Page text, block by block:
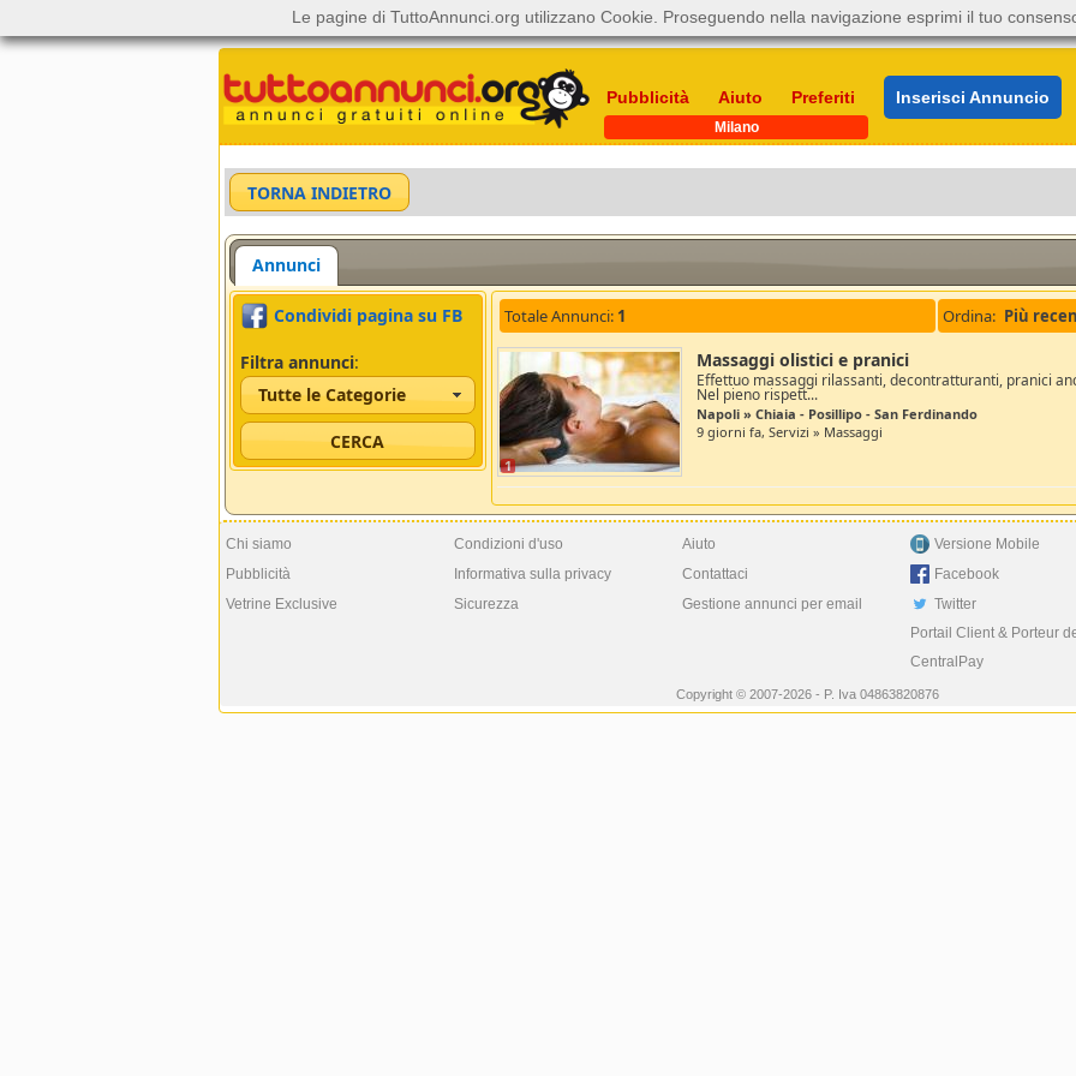
Pubblicità Aiuto Preferiti Inserisci Annuncio
Milano
Annunci
Condividi pagina su FB
Filtra annunci:
Tutte le Categorie
Totale Annunci: 1 Ordina:
1
Massaggi olistici e pranici
Effettuo massaggi rilassanti, decontratturanti, pranici
Nel pieno rispett...
Napoli » Chiaia - Posillipo - San Ferdinando
9 giorni fa, Servizi » Massaggi
Chi siamo
Pubblicità
Vetrine Exclusive
Condizioni d'uso
Informativa sulla privacy
Sicurezza
Aiuto
Contattaci
Gestione annunci per email
Versione Mobile
Facebook
Twitter
Portail Client & Porteur
CentralPay
Copyright © 2007-2026 - P. Iva 04863820876
Le pagine di TuttoAnnunci.org utilizzano Cookie. Proseguendo nella navigazione esprimi il tuo